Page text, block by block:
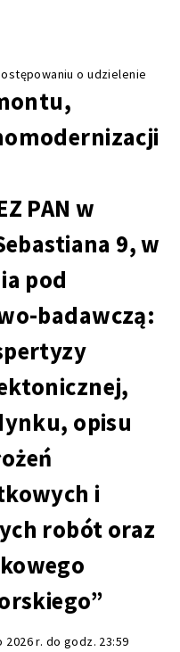
o udzielenie
PAN w
9, w
pod
badawczą:
opisu
i
robót oraz
2026 r. do godz. 23:59